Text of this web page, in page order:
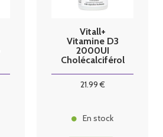
Vitall+
Vitamine D3
2000UI
Cholécalciférol
21.99€
En stock